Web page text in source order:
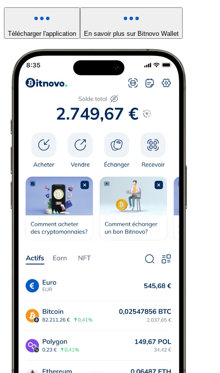
Télécharger l'application En savoir plus sur Bitnovo Wallet